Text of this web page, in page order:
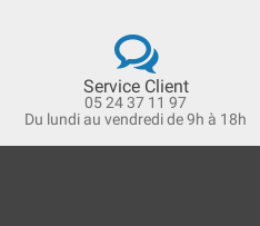
Service Client
05 24 37 11 97
Du lundi au vendredi de 9h à 18h